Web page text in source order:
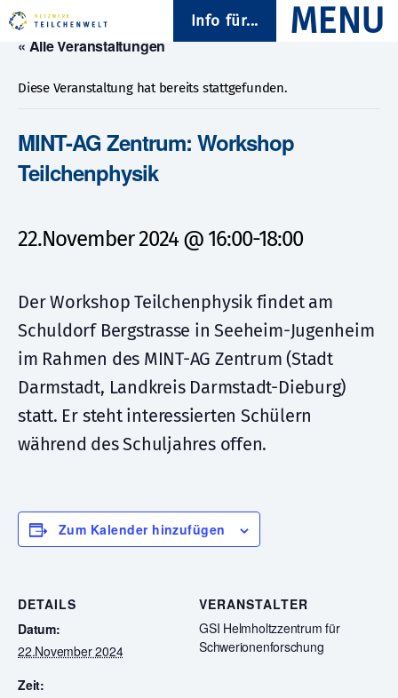
Info für...
« Alle Veranstaltungen
Diese Veranstaltung hat bereits stattgefunden.
MINT-AG Zentrum: Workshop
Teilchenphysik
22.November 2024 @ 16:00-18:00
Der Workshop Teilchenphysik findet am
Schuldorf Bergstrasse in Seeheim-Jugenheim
im Rahmen des MINT-AG Zentrum (Stadt
Darmstadt, Landkreis Darmstadt-Dieburg)
statt. Er steht interessierten Schülern
während des Schuljahres offen.
Zum Kalender hinzufügen
DETAILS
Datum:
22.November 2024
Zeit:
VERANSTALTER
GSI Helmholtzzentrum für
Schwerionenforschung